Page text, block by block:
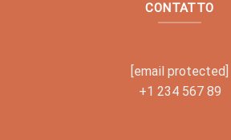
CONTATTO
[email protected]
+1 234 567 89